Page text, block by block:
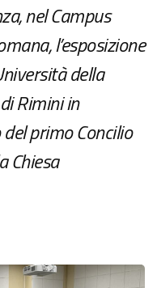
nel Campus
l’esposizione
della
Rimini in
primo Concilio
Chiesa